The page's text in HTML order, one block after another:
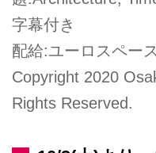
字幕付き
配給:ユーロスペース
Copyright 2020
Rights Reserved.